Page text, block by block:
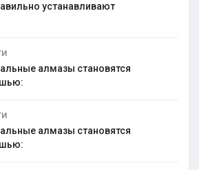
устанавливают
алмазы становятся
алмазы становятся